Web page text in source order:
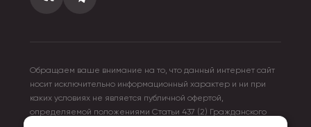
Обращаем ваше внимание на то, что данный интернет сайт
носит исключительно информационный характер и ни при
каких условиях не является публичной офертой,
определяемой положениями Статьи 437 (2) Гражданского